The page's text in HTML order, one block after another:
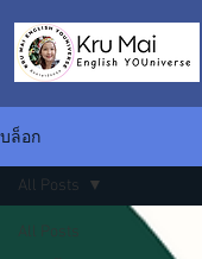
บล็อก
All Posts
All Posts